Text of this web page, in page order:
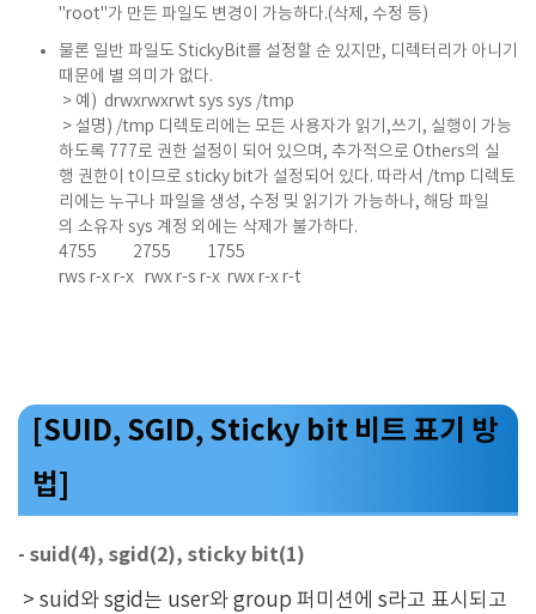
"root"가 만든 파일도 변경이 가능하다.(삭제, 수정 등)
물론 일반 파일도 StickyBit를 설정할 순 있지만, 디렉터리가 아니기
때문에 별 의미가 없다.
> 예) drwxrwxrwt sys sys /tmp
> 설명) /tmp 디렉토리에는 모든 사용자가 읽기,쓰기, 실행이 가능
하도록 777로 권한 설정이 되어 있으며, 추가적으로 Others의 실
행 권한이 t이므로 sticky bit가 설정되어 있다. 따라서 /tmp 디렉토
리에는 누구나 파일을 생성, 수정 및 읽기가 가능하나, 해당 파일
의 소유자 sys 계정 외에는 삭제가 불가하다.
4755 2755 1755
rws r-x r-x rwx r-s r-x rwx r-x r-t
[SUID, SGID, Sticky bit 비트 표기 방
법]
- suid(4), sgid(2), sticky bit(1)
> suid와 sgid는 user와 group 퍼미션에 s라고 표시되고